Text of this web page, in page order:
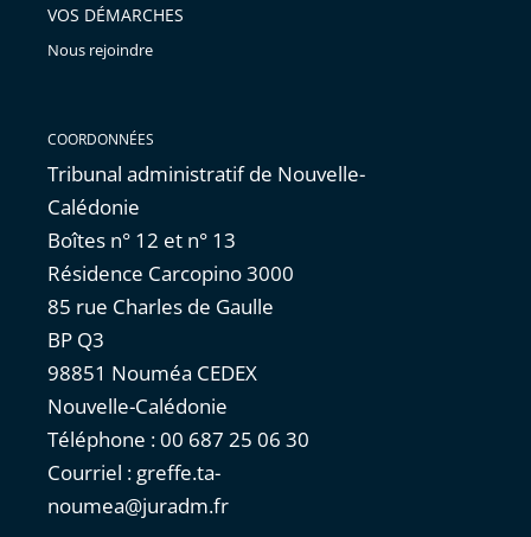
VOS DÉMARCHES
Nous rejoindre
COORDONNÉES
Tribunal administratif de Nouvelle-
Calédonie
Boîtes n° 12 et n° 13
Résidence Carcopino 3000
85 rue Charles de Gaulle
BP Q3
98851 Nouméa CEDEX
Nouvelle-Calédonie
Téléphone : 00 687 25 06 30
Courriel : greffe.ta-
noumea@juradm.fr